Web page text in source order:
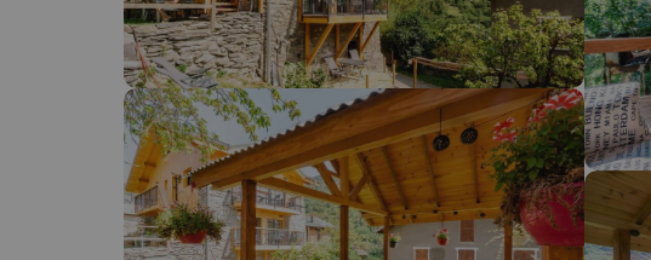
!Vaja! No hem trobat resultats que coincideixin amb la
Vaja! Sembla que el nostre cercador ha perdut el nord.